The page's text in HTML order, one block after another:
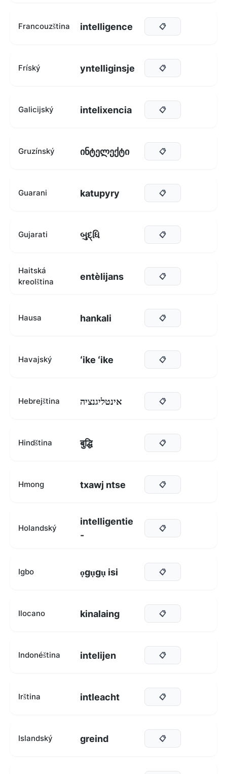
Francouzština intelligence 📋
Fríský yntelliginsje 📋
Galicijský intelixencia 📋
Gruzínský ინტელექტი 📋
Guarani katupyry 📋
Gujarati બુદ્ધિ 📋
Haitská
kreolština
entèlijans 📋
Hausa hankali 📋
Havajský ʻike ʻike 📋
Hebrejština אינטליגנציה 📋
Hindština बुद्धि 📋
Hmong txawj ntse 📋
Holandský
intelligentie
-
📋
Igbo ọgụgụ isi 📋
Ilocano kinalaing 📋
Indonéština intelijen 📋
Irština intleacht 📋
Islandský greind 📋